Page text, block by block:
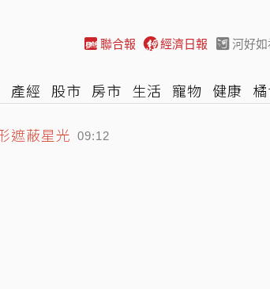
聯合報 經濟日報 河好如
產經 股市 房市 生活 寵物 健康
遮蔽星光
當我們笨蛋？